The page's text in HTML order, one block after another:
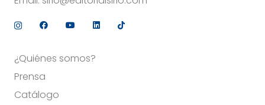
¿Quiénes somos?
Prensa
Catálogo